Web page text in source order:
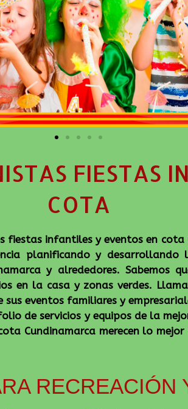
FIESTAS
COTA
fiestas infantiles y eventos en cota
planificando y desarrollando
y alrededores. Sabemos
en la casa y zonas verdes.
eventos familiares y
de servicios y equipos de la
Cundinamarca merecen lo
RECREACIÓN